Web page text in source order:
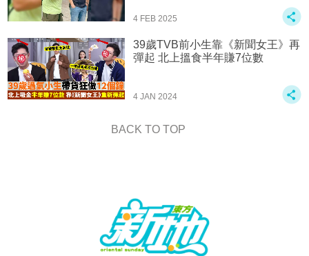
4 FEB 2025
39歲TVB前小生靠《新聞女王》再
彈起 北上搵食半年賺7位數
4 JAN 2024
BACK TO TOP